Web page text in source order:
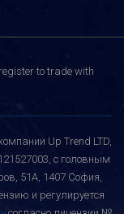
to trade with
Up Trend LTD,
с головным
51A, 1407 София,
и регулируется